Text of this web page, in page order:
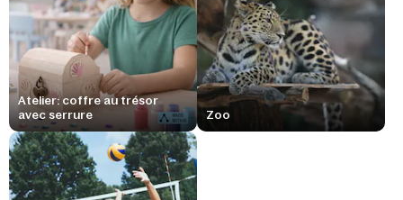
Atelier: coffre au trésor
avec serrure
Zoo